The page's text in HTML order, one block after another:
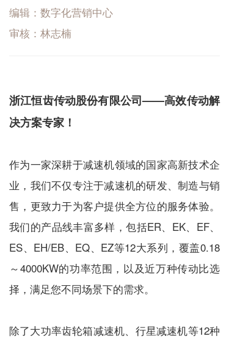
编辑：数字化营销中心
审核：林志楠
浙江恒齿传动股份有限公司——高效传动解
决方案专家！
作为一家深耕于减速机领域的国家高新技术企
业，我们不仅专注于减速机的研发、制造与销
售，更致力于为客户提供全方位的服务体验。
我们的产品线丰富多样，包括ER、EK、EF、
ES、EH/EB、EQ、EZ等12大系列，覆盖0.18
～4000KW的功率范围，以及近万种传动比选
择，满足您不同场景下的需求。
除了大功率齿轮箱减速机、 行星减速机等12种